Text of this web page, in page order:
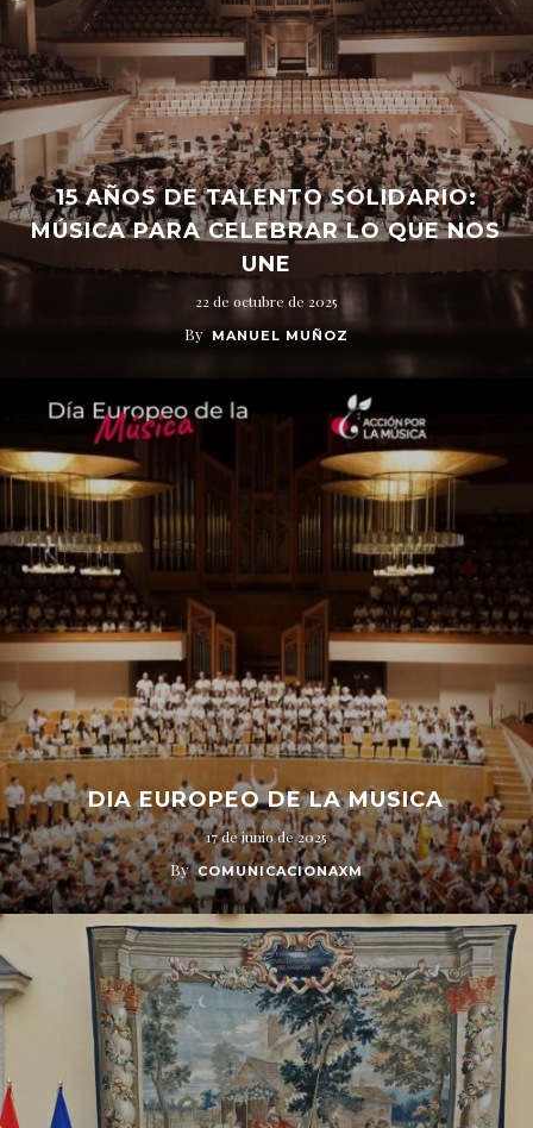
15 AÑOS DE TALENTO SOLIDARIO:
MÚSICA PARA CELEBRAR LO QUE NOS
UNE
22 de octubre de 2025
By MANUEL MUÑOZ
DIA EUROPEO DE LA MUSICA
17 de junio de 2025
By COMUNICACIONAXM